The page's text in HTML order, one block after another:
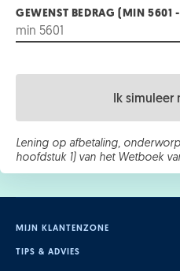
GEWENST BEDRAG (MIN
Ik
Lening op afbetaling,
hoofdstuk 1) van het Wetboek
MIJN KLANTENZONE
TIPS & ADVIES